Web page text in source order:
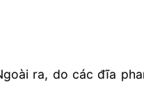
ra, do các đĩa